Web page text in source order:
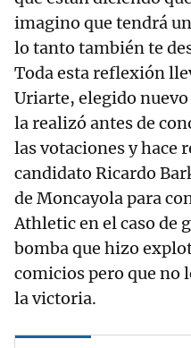
imagino que tendrá
lo tanto también te
Toda esta reflexión
Uriarte, elegido
la realizó antes de
las votaciones y hace
candidato Ricardo
de Moncayola para
Athletic en el caso de
bomba que hizo
comicios pero que no
la victoria.